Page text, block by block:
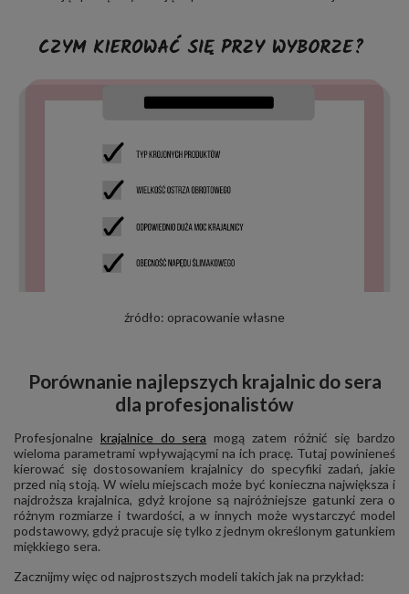
źródło: opracowanie własne
Porównanie najlepszych krajalnic do sera
dla profesjonalistów
Profesjonalne krajalnice do sera mogą zatem różnić się bardzo
wieloma parametrami wpływającymi na ich pracę. Tutaj powinieneś
kierować się dostosowaniem krajalnicy do specyfiki zadań, jakie
przed nią stoją. W wielu miejscach może być konieczna największa i
najdroższa krajalnica, gdyż krojone są najróżniejsze gatunki zera o
różnym rozmiarze i twardości, a w innych może wystarczyć model
podstawowy, gdyż pracuje się tylko z jednym określonym gatunkiem
miękkiego sera.
Zacznijmy więc od najprostszych modeli takich jak na przykład: